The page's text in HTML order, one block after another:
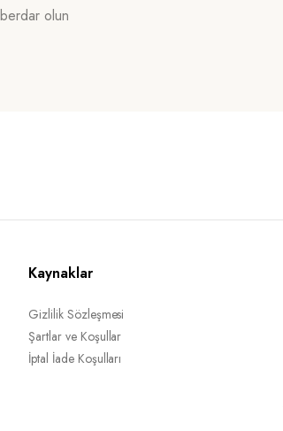
olun
Kaynaklar
Gizlilik Sözleşmesi
Şartlar ve Koşullar
İptal İade Koşulları